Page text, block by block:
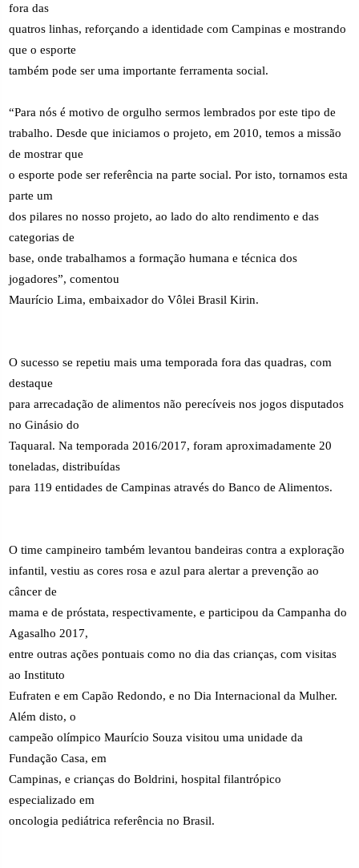
fora das
quatros linhas, reforçando a identidade com Campinas e mostrando
que o esporte
também pode ser uma importante ferramenta social.
“Para nós é motivo de orgulho sermos lembrados por este tipo de
trabalho. Desde que iniciamos o projeto, em 2010, temos a missão
de mostrar que
o esporte pode ser referência na parte social. Por isto, tornamos esta
parte um
dos pilares no nosso projeto, ao lado do alto rendimento e das
categorias de
base, onde trabalhamos a formação humana e técnica dos
jogadores”, comentou
Maurício Lima, embaixador do Vôlei Brasil Kirin.
O sucesso se repetiu mais uma temporada fora das quadras, com
destaque
para arrecadação de alimentos não perecíveis nos jogos disputados
no Ginásio do
Taquaral. Na temporada 2016/2017, foram aproximadamente 20
toneladas, distribuídas
para 119 entidades de Campinas através do Banco de Alimentos.
O time campineiro também levantou bandeiras contra a exploração
infantil, vestiu as cores rosa e azul para alertar a prevenção ao
câncer de
mama e de próstata, respectivamente, e participou da Campanha do
Agasalho 2017,
entre outras ações pontuais como no dia das crianças, com visitas
ao Instituto
Eufraten e em Capão Redondo, e no Dia Internacional da Mulher.
Além disto, o
campeão olímpico Maurício Souza visitou uma unidade da
Fundação Casa, em
Campinas, e crianças do Boldrini, hospital filantrópico
especializado em
oncologia pediátrica referência no Brasil.